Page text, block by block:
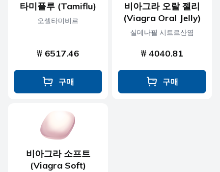
타미플루 (Tamiflu)
오셀타미비르
₩ 6517.46
구매
비아그라 오랄 젤리
(Viagra Oral Jelly)
실데나필 시트르산염
₩ 4040.81
구매
비아그라 소프트
(Viagra Soft)